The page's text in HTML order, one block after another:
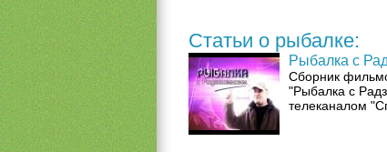
Статьи о рыбалке:
Рыбалка с
Сборник
"Рыбалка с
телеканалом